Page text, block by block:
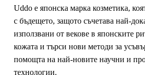
Uddo е японска марка козметика,
с бъдещето, защото съчетава най-
използвани от векове в японските
кожата и търси нови методи за
помощта на най-новите научни и
технологии.